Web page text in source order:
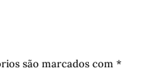
são marcados com *